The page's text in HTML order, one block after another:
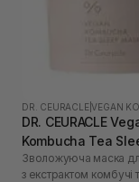
DR. CEURACLE |
DR. CEURACLE
Kombucha Tea
100 мл
Зволожуюча маска
з екстрактом комбучі